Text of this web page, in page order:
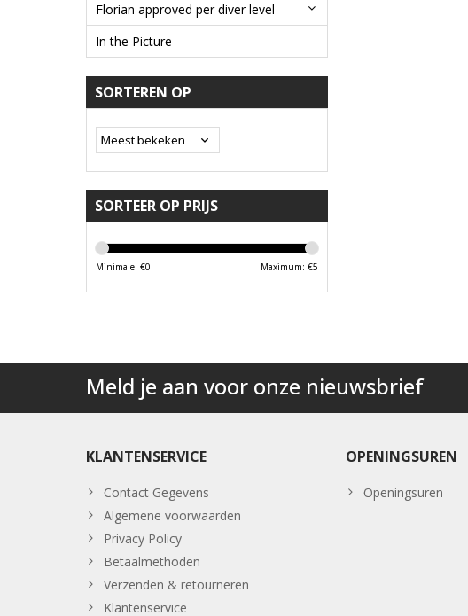
Florian approved per diver level
In the Picture
SORTEREN OP
SORTEER OP PRIJS
Minimale: €0 Maximum: €5
Meld je aan voor onze nieuwsbrief
KLANTENSERVICE
Contact Gegevens
Algemene voorwaarden
Privacy Policy
Betaalmethoden
Verzenden & retourneren
Klantenservice
OPENINGSUREN
Openingsuren